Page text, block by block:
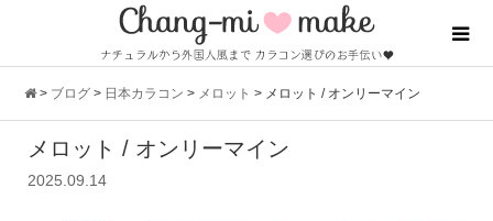
> ブログ > 日本カラコン > メロット > メロット / オンリーマイン
メロット / オンリーマイン
2025.09.14